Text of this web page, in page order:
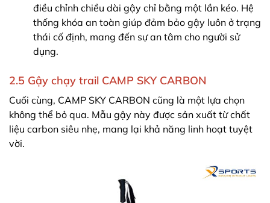
điều chỉnh chiều dài gậy chỉ bằng một lần kéo. Hệ
thống khóa an toàn giúp đảm bảo gậy luôn ở trạng
thái cố định, mang đến sự an tâm cho người sử
dụng.
2.5 Gậy chạy trail CAMP SKY CARBON
Cuối cùng, CAMP SKY CARBON cũng là một lựa chọn
không thể bỏ qua. Mẫu gậy này được sản xuất từ chất
liệu carbon siêu nhẹ, mang lại khả năng linh hoạt tuyệt
vời.